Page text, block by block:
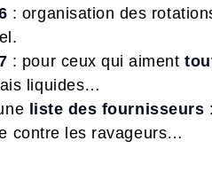
: organisation des
: pour ceux qui aiment
liquides…
liste des fournisseurs
contre les ravageurs…